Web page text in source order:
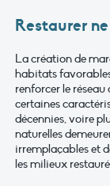
Restaurer
La création de
habitats
renforcer le
certaines
décennies, voire
naturelles
irremplaçables et
les milieux